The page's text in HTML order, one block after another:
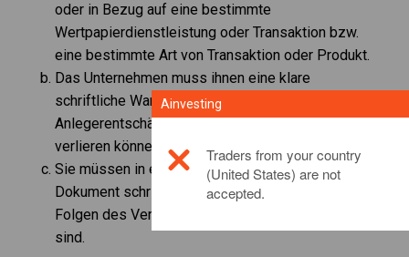
oder in Bezug auf eine bestimmte
Wertpapierdienstleistung oder Transaktion bzw.
eine bestimmte Art von Transaktion oder Produkt.
Das Unternehmen muss ihnen eine klare
schriftliche Warnung über die Schutz- und
Anlegerentschädigungsrechte geben, die sie
verlieren können.
Sie müssen in einem vom Vertrag getrennten
Dokument schriftlich erklären, dass sie sich der
Folgen des Verlustes dieses Schutzes bewusst
sind.
Ainvesting
Traders from your country
(United States) are not
accepted.